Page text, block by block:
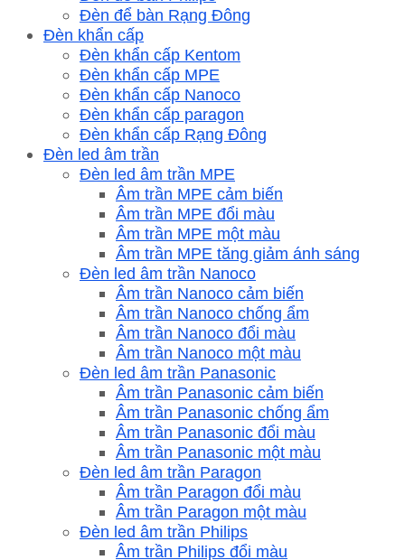
Đèn để bàn Rạng Đông
Đèn khẩn cấp
Đèn khẩn cấp Kentom
Đèn khẩn cấp MPE
Đèn khẩn cấp Nanoco
Đèn khẩn cấp paragon
Đèn khẩn cấp Rạng Đông
Đèn led âm trần
Đèn led âm trần MPE
Âm trần MPE cảm biến
Âm trần MPE đổi màu
Âm trần MPE một màu
Âm trần MPE tăng giảm ánh sáng
Đèn led âm trần Nanoco
Âm trần Nanoco cảm biến
Âm trần Nanoco chống ẩm
Âm trần Nanoco đổi màu
Âm trần Nanoco một màu
Đèn led âm trần Panasonic
Âm trần Panasonic cảm biến
Âm trần Panasonic chống ẩm
Âm trần Panasonic đổi màu
Âm trần Panasonic một màu
Đèn led âm trần Paragon
Âm trần Paragon đổi màu
Âm trần Paragon một màu
Đèn led âm trần Philips
Âm trần Philips đổi màu